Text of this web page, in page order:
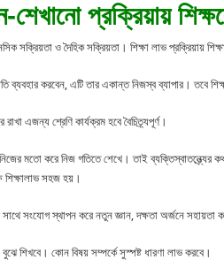
শেখানো প্রক্রিয়ায়
সক্রিয়তা ও দৈহিক সক্রিয়তা। শিক্ষা লাভ প্রক্রিয়ায়
করবেন, এটি তার একান্ত নিজস্ব ব্যাপার। তবে
রাখা এজন্য শ্রেণি কার্যক্রম হবে বৈচিত্র্যপূর্ণ।
মতো করে নিজ গতিতে শেখে। তাই ব্যক্তিস্বাতন্ত্র্যের
শিক্ষালাভ সহজ হয়।
সাথে সংযোগ স্থাপন করে নতুন জ্ঞান, দক্ষতা অর্জনে সহায়তা
বুঝে শিখবে। কোন বিষয় সম্পর্কে সুস্পষ্ট ধারণা লাভ করবে।